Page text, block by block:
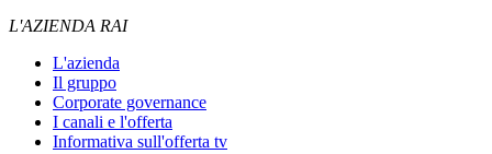
L'AZIENDA RAI
L'azienda
Il gruppo
Corporate governance
I canali e l'offerta
Informativa sull'offerta tv